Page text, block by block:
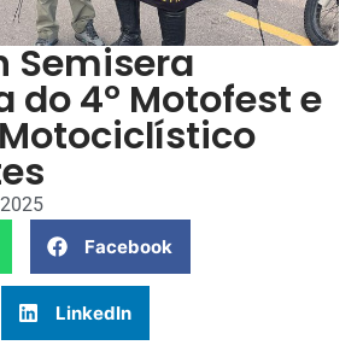
Semisera
do 4º Motofest e
Facebook
LinkedIn